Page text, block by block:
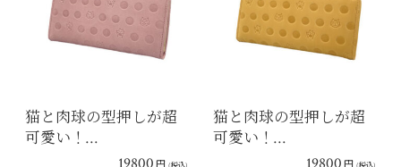
猫と肉球の型押しが超
可愛い！…
猫と肉球の型押しが超
可愛い！…